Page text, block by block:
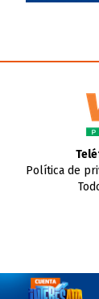
Política de